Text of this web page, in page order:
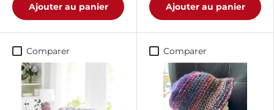
Ajouter au panier Ajouter au panier
Comparer Comparer